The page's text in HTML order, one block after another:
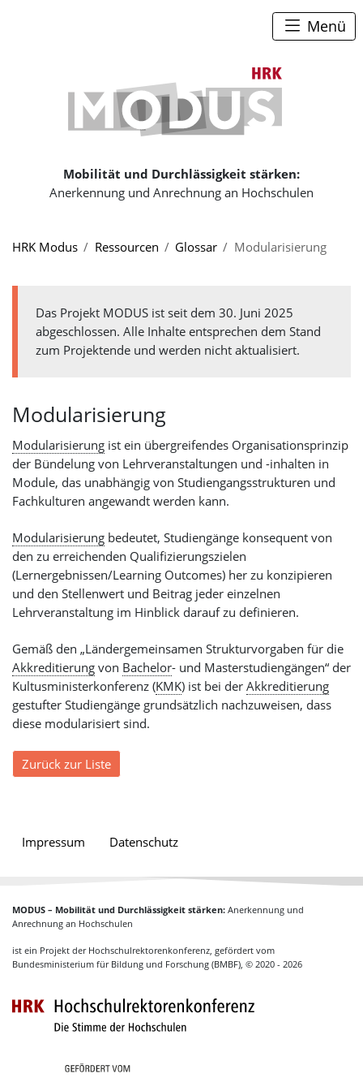
Mobilität und Durchlässigkeit stärken:
Anerkennung und Anrechnung an Hochschulen
Menü
HRK Modus
Ressourcen Glossar Modularisierung
Das Projekt MODUS ist seit dem 30. Juni 2025
abgeschlossen. Alle Inhalte entsprechen dem Stand
zum Projektende und werden nicht aktualisiert.
Modularisierung
Modularisierung ist ein übergreifendes Organisationsprinzip
der Bündelung von Lehrveranstaltungen und -inhalten in
Module, das unabhängig von Studiengangsstrukturen und
Fachkulturen angewandt werden kann.
Modularisierung bedeutet, Studiengänge konsequent von
den zu erreichenden Qualifizierungszielen
(Lernergebnissen/Learning Outcomes) her zu konzipieren
und den Stellenwert und Beitrag jeder einzelnen
Lehrveranstaltung im Hinblick darauf zu definieren.
Gemäß den „Ländergemeinsamen Strukturvorgaben für die
Akkreditierung von Bachelor- und Masterstudiengängen“ der
Kultusministerkonferenz (KMK) ist bei der Akkreditierung
gestufter Studiengänge grundsätzlich nachzuweisen, dass
diese modularisiert sind.
Zurück zur Liste
Impressum Datenschutz
MODUS – Mobilität und Durchlässigkeit stärken: Anerkennung und
Anrechnung an Hochschulen
ist ein Projekt der Hochschulrektorenkonferenz, gefördert vom
Bundesministerium für Bildung und Forschung (BMBF), © 2020 - 2026